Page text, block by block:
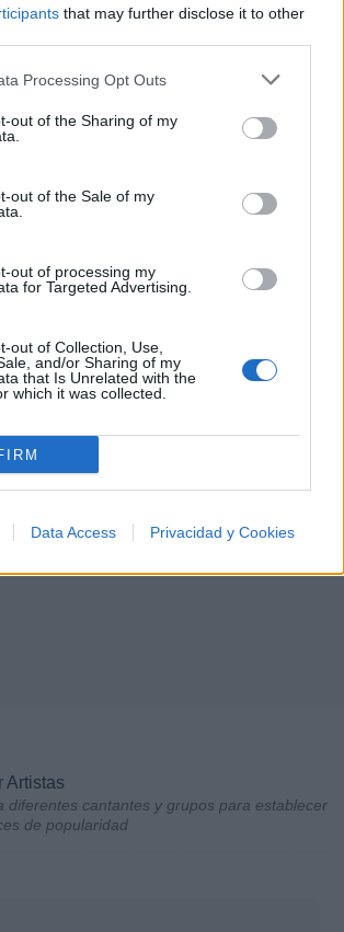
that may further disclose it to other
Processing Opt Outs
out of the Sharing of my
out of the Sale of my
out of processing my
for Targeted Advertising.
out of Collection, Use,
and/or Sharing of my
that Is Unrelated with the
which it was collected.
Data Access Privacidad y Cookies
...
para Ver las Estrellas:
de astronomía. 🪐🎸 Desconecta, mira
para tu próxima noche estrellada!
Playlists
Q R S T U W
Artistas
diferentes cantantes y grupos para establecer
de popularidad